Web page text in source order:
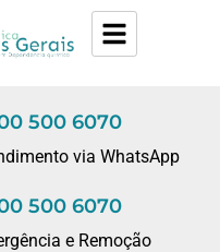
500 6070
via WhatsApp
500 6070
e Remoção